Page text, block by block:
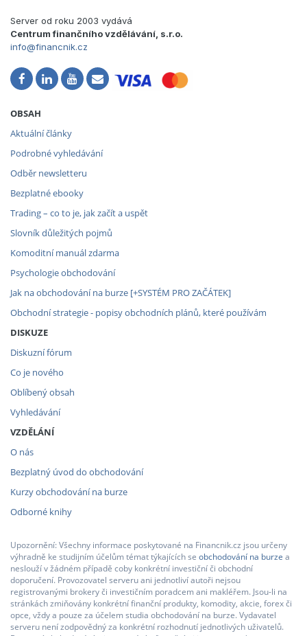
Server od roku 2003 vydává
Centrum finančního vzdělávání, s.r.o.
info@financnik.cz
OBSAH
Aktuální články
Podrobné vyhledávání
Odběr newsletteru
Bezplatné ebooky
Trading – co to je, jak začít a uspět
Slovník důležitých pojmů
Komoditní manuál zdarma
Psychologie obchodování
Jak na obchodování na burze [+SYSTÉM PRO ZAČÁTEK]
Obchodní strategie - popisy obchodních plánů, které používám
DISKUZE
Diskuzní fórum
Co je nového
Oblíbený obsah
Vyhledávání
VZDĚLÁNÍ
O nás
Bezplatný úvod do obchodování
Kurzy obchodování na burze
Odborné knihy
Upozornění: Všechny informace poskytované na Financnik.cz jsou určeny
výhradně ke studijním účelům témat týkajících se obchodování na burze a
neslouží v žádném případě coby konkrétní investiční či obchodní
doporučení. Provozovatel serveru ani jednotliví autoři nejsou
registrovanými brokery či investičním poradcem ani makléřem. Jsou-li na
stránkách zmiňovány konkrétní finanční produkty, komodity, akcie, forex či
opce, vždy a pouze za účelem studia obchodování na burze. Vydavatel
serveru není zodpovědný za konkrétní rozhodnutí jednotlivých uživatelů.